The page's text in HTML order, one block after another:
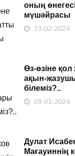
оның
мүшәйрасы
23-02-2024
Өз-өзіне қол
ақын-
білеміз?..
28-01-2024
Дулат
Мағауиннің